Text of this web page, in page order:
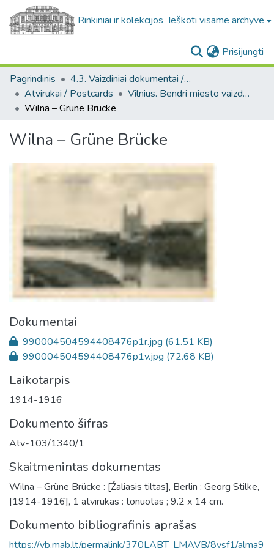
Rinkiniai ir kolekcijos Ieškoti visame archyve
Prisijungti
Pagrindinis
4.3. Vaizdiniai dokumentai / Visual documents
Atvirukai / Postcards
Vilnius. Bendri miesto vaizdai : miesto ir jo apylinkių fotografinių atvirukų rinkinys
Wilna – Grüne Brücke
Wilna – Grüne Brücke
Dokumentai
990004504594408476p1r.jpg (61.51 KB)
990004504594408476p1v.jpg (72.68 KB)
Laikotarpis
1914-1916
Dokumento šifras
Atv-103/1340/1
Skaitmenintas dokumentas
Wilna – Grüne Brücke : [Žaliasis tiltas], Berlin : Georg Stilke,
[1914-1916], 1 atvirukas : tonuotas ; 9.2 x 14 cm.
Dokumento bibliografinis aprašas
https://vb.mab.lt/permalink/370LABT_LMAVB/8vsf1/alma9